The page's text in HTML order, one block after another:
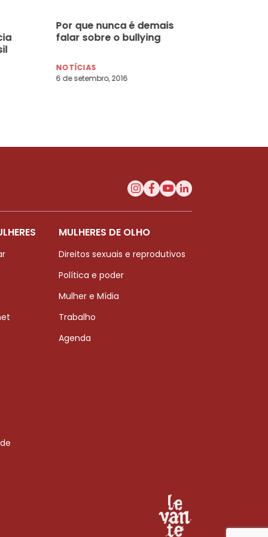
Por que nunca é demais
falar sobre o bullying
NOTÍCIAS
6 de setembro, 2016
MULHERES DE OLHO
Direitos sexuais e reprodutivos
Política e poder
Mulher e Mídia
Trabalho
Agenda